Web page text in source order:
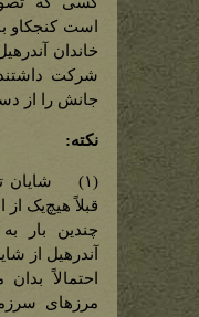
خاندان
شرکت
جانش را از
نکته:
(۱) شایان
قبلاً هیچ‌یک
چندین بار
آندرهیل از
احتمالاً
مرزهای